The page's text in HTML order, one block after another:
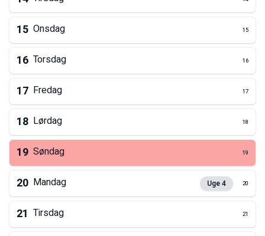
15 Onsdag 15
16 Torsdag 16
17 Fredag 17
18 Lørdag 18
19 Søndag 19
20 Mandag Uge4 20
21 Tirsdag 21